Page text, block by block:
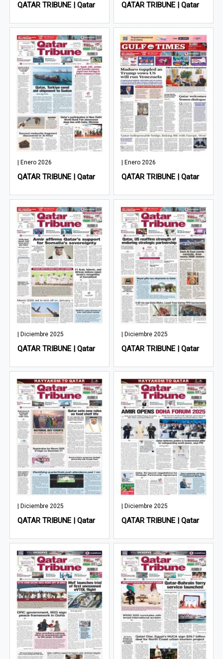
QATAR TRIBUNE | Qatar QATAR TRIBUNE | Qatar
| Enero 2026
QATAR TRIBUNE | Qatar
| Enero 2026
QATAR TRIBUNE | Qatar
| Diciembre 2025
QATAR TRIBUNE | Qatar
| Diciembre 2025
QATAR TRIBUNE | Qatar
| Diciembre 2025
QATAR TRIBUNE | Qatar
| Diciembre 2025
QATAR TRIBUNE | Qatar